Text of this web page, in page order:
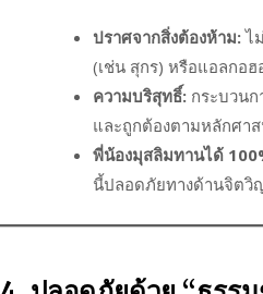
ปราศจากสิ่งต้องห้าม:ไ
(เช่น สุกร) หรือแอลกอ
ความบริสุทธิ์: กระบวน
และถูกต้องตามหลักศ
พี่น้องมุสลิมทานได้
นี้ปลอดภัยทางด้านจิต